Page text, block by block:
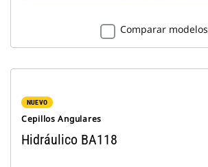
Comparar modelos
NUEVO
Cepillos Angulares
Hidráulico BA118